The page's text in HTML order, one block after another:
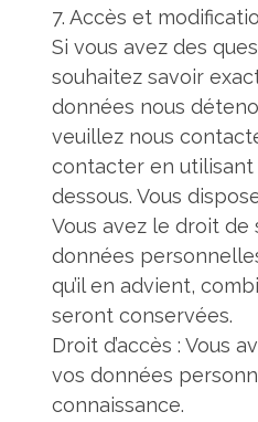
7. Accès et
Si vous avez des
souhaitez savoir
données nous
veuillez nous
contacter en
dessous. Vous
Vous avez le droit de
données
qu’il en advient,
seront conservées.
Droit d’accès : Vous
vos données
connaissance.